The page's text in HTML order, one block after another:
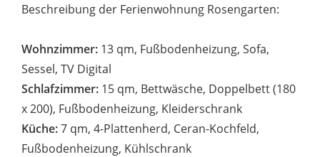
Beschreibung der Ferienwohnung Rosengarten:
Wohnzimmer: 13 qm, Fußbodenheizung, Sofa,
Sessel, TV Digital
Schlafzimmer: 15 qm, Bettwäsche, Doppelbett (180
x 200), Fußbodenheizung, Kleiderschrank
Küche:7 qm, 4-Plattenherd, Ceran-Kochfeld,
Fußbodenheizung, Kühlschrank